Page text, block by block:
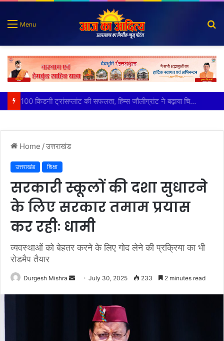
Menu
पात्र लोगों को सरकारी योजनाओं का सीधे मिल रहा लाभः धामी
Home /उत्तराखंड
उत्तराखंड शिक्षा
सरकारी स्कूलों की दशा सुधारने
के लिए सरकार तमाम प्रयास
कर रहीः धामी
व्यवस्थाओं को बेहतर करने के लिए गोद लेने की प्रक्रिया का भी
रोडमैप तैयार
Durgesh Mishra
Send July 30, 2025 233 2 minutes read